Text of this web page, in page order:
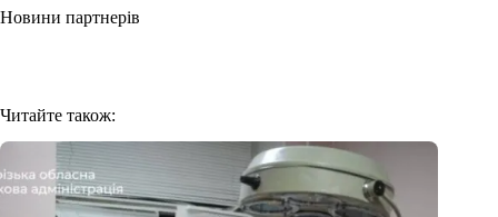
Новини партнерів
Читайте також: